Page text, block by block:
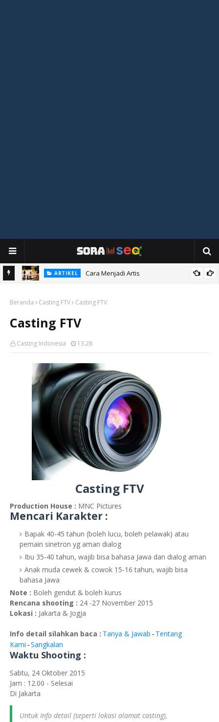
ARTIKEL Cara Menjadi Artis
Beranda Casting FTV Casting FTV
Casting FTV
Casting Indonesia 13.28
Casting FTV
Production House : MNC Pictures
Mencari Karakter :
Bapak 40-45 tahun (boleh lucu, boleh pelawak) atau
pemain sinetron yg aman dialog
Ibu 35-40 tahun, wajib bisa bahasa Jawa dan dialog aman
Anak muda cewek & cowok 15-16 tahun, wajib bisa
bahasa Jawa
Note : Boleh gendut & boleh kurus
Rencana shooting : 24 -27 November 2015
Lokasi : Jakarta & Jogja
Info detail silahkan baca : Tanya & Jawab - Tentang
Kami - Sangkalan
Waktu Shooting :
Sabtu, 24 Oktober 2015
Jam : 12.00 - Selesai
Di Jakarta
Untuk Info detail (seperti lokasi alamat casting),